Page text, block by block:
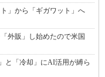
」から「ギガワット」へ
外販」し始めたので米国
と「冷却」にAI活用が縛ら